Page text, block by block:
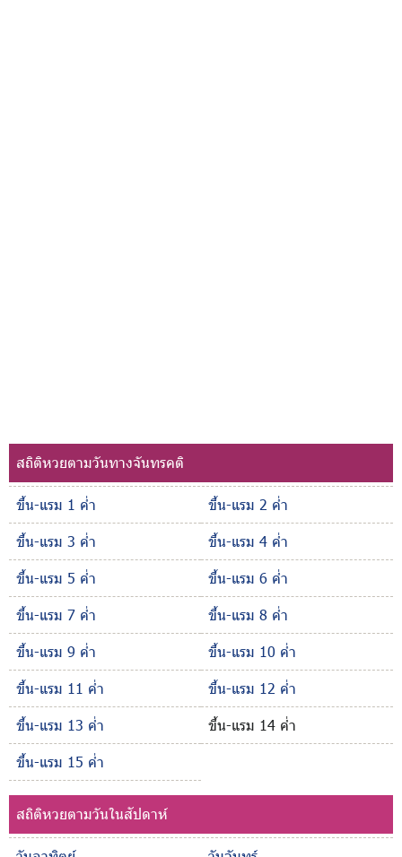
สถิติหวยตามวันทางจันทรคติ
ขึ้น-แรม 1 ค่ำ
ขึ้น-แรม 2 ค่ำ
ขึ้น-แรม 3 ค่ำ
ขึ้น-แรม 4 ค่ำ
ขึ้น-แรม 5 ค่ำ
ขึ้น-แรม 6 ค่ำ
ขึ้น-แรม 7 ค่ำ
ขึ้น-แรม 8 ค่ำ
ขึ้น-แรม 9 ค่ำ
ขึ้น-แรม 10 ค่ำ
ขึ้น-แรม 11 ค่ำ
ขึ้น-แรม 12 ค่ำ
ขึ้น-แรม 13 ค่ำ
ขึ้น-แรม 14 ค่ำ
ขึ้น-แรม 15 ค่ำ
สถิติหวยตามวันในสัปดาห์